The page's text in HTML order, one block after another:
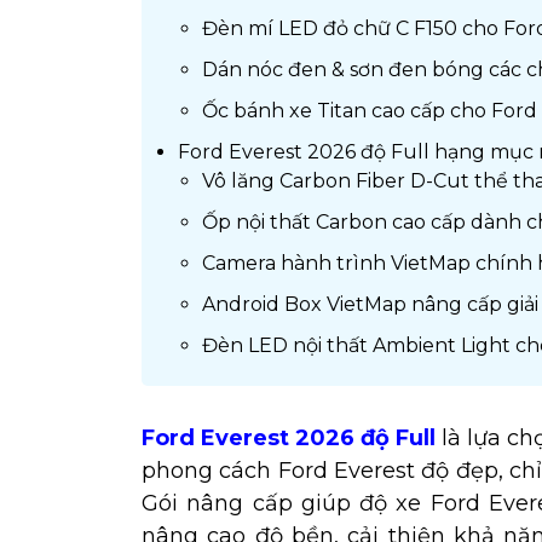
Đèn mí LED đỏ chữ C F150 cho
Dán nóc đen & sơn đen bóng các
Ốc bánh xe Titan cao cấp cho
Ford Everest 2026 độ Full hạng mục
Vô lăng Carbon Fiber D-Cut thể
Ốp nội thất Carbon cao cấp dành
Camera hành trình VietMap chính
Android Box VietMap nâng cấp
Đèn LED nội thất Ambient Light
Ford Everest 2026 độ Full
là lựa
phong cách Ford Everest độ đẹp,
Gói nâng cấp giúp độ xe Ford
nâng cao độ bền, cải thiện khả